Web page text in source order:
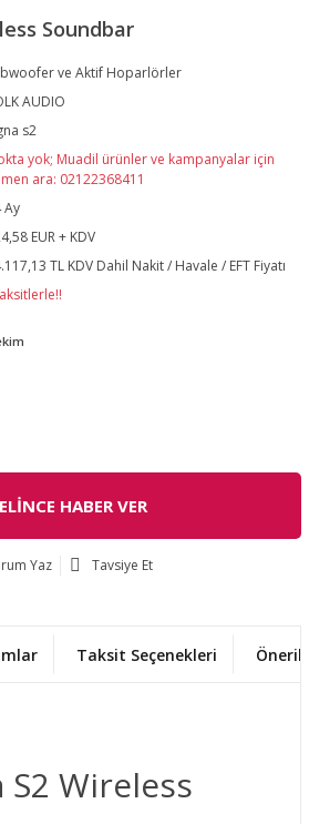
Soundbar
ve Aktif Hoparlörler
AUDIO
s2
yok; Muadil ürünler ve kampanyalar için
ara: 02122368411
Ay
EUR + KDV
TL KDV Dahil Nakit / Havale / EFT Fiyatı
HABER VER
Yaz Tavsiye Et
Taksit Seçenekleri
S2 Wireless